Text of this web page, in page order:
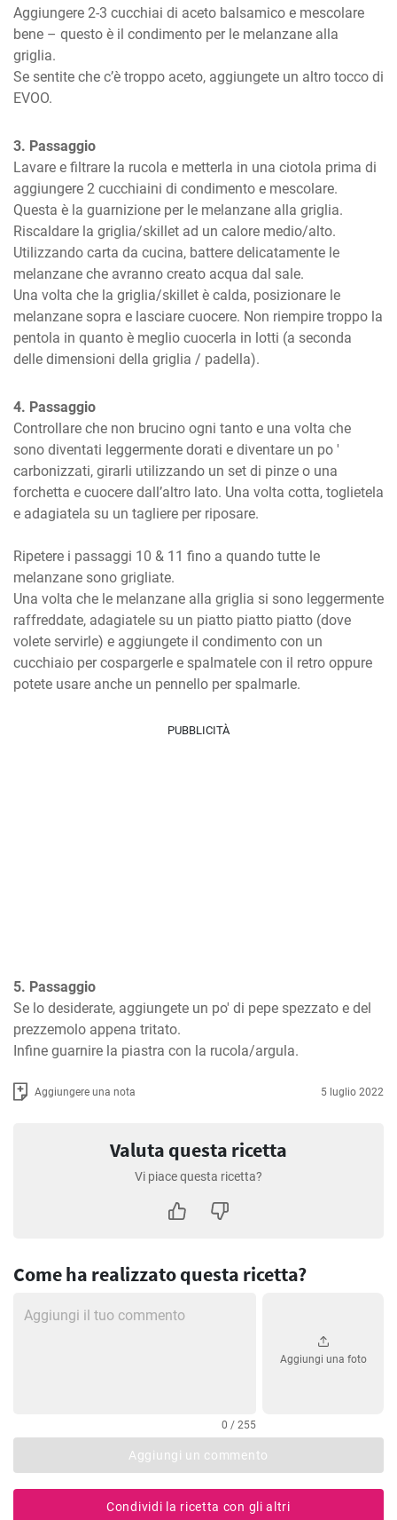
Aggiungere 2-3 cucchiai di aceto balsamico e mescolare
bene – questo è il condimento per le melanzane alla
griglia.
Se sentite che c’è troppo aceto, aggiungete un altro tocco di
EVOO.
3. Passaggio
Lavare e filtrare la rucola e metterla in una ciotola prima di
aggiungere 2 cucchiaini di condimento e mescolare.
Questa è la guarnizione per le melanzane alla griglia.
Riscaldare la griglia/skillet ad un calore medio/alto.
Utilizzando carta da cucina, battere delicatamente le
melanzane che avranno creato acqua dal sale.
Una volta che la griglia/skillet è calda, posizionare le
melanzane sopra e lasciare cuocere. Non riempire troppo la
pentola in quanto è meglio cuocerla in lotti (a seconda
delle dimensioni della griglia / padella).
4. Passaggio
Controllare che non brucino ogni tanto e una volta che
sono diventati leggermente dorati e diventare un po '
carbonizzati, girarli utilizzando un set di pinze o una
forchetta e cuocere dall’altro lato. Una volta cotta, toglietela
e adagiatela su un tagliere per riposare.
Ripetere i passaggi 10 & 11 fino a quando tutte le
melanzane sono grigliate.
Una volta che le melanzane alla griglia si sono leggermente
raffreddate, adagiatele su un piatto piatto piatto (dove
volete servirle) e aggiungete il condimento con un
cucchiaio per cospargerle e spalmatele con il retro oppure
potete usare anche un pennello per spalmarle.
PUBBLICITÀ
5. Passaggio
Se lo desiderate, aggiungete un po' di pepe spezzato e del
prezzemolo appena tritato.
Infine guarnire la piastra con la rucola/argula.
Aggiungere una nota 5 luglio 2022
Valuta questa ricetta
Vi piace questa ricetta?
Come ha realizzato questa ricetta?
0 / 255
Aggiungi una foto
Aggiungi un commento
Condividi la ricetta con gli altri